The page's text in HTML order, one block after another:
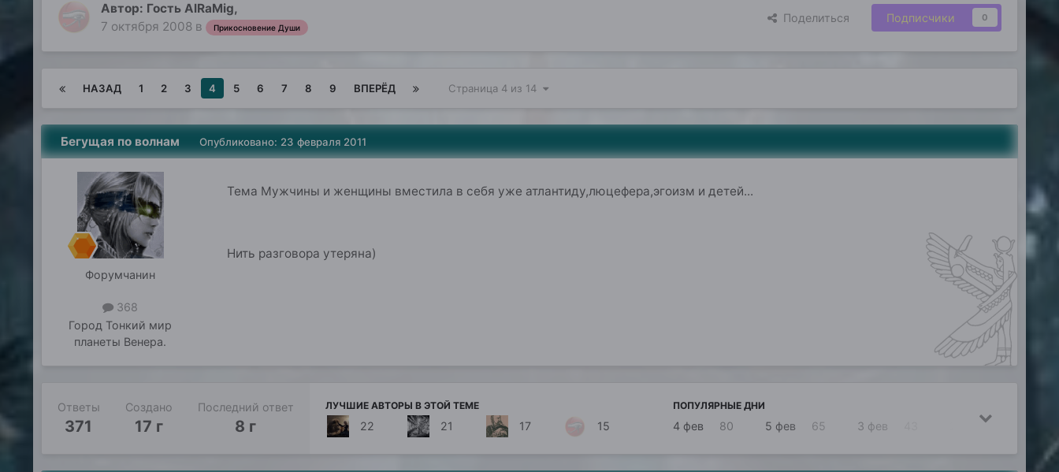
Автор: Гость AlRaMig,
7 октября 2008в Прикосновение Души
Поделиться Подписчики 0
НАЗАД 1 2 3 4 5 6 7 8 9 ВПЕРЁД Страница 4 из 14
Бегущая по волнам
Форумчанин
368
Город Тонкий мир
планеты Венера.
Опубликовано: 23 февраля 2011
Тема Мужчины и женщины вместила в себя уже атлантиду,люцефера,эгоизм и детей...
Нить разговора утеряна)
Ответы
371
Создано
17 г
Последний ответ
8 г
ЛУЧШИЕ АВТОРЫ В ЭТОЙ ТЕМЕ
22 21 17 15
ПОПУЛЯРНЫЕ ДНИ
4 фев 80 5 фев 65 3 фев 22 фев